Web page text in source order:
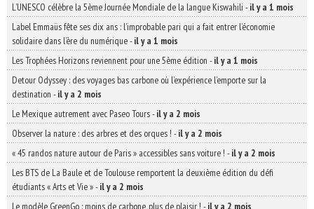
L’UNESCO célèbre la 5ème Journée Mondiale de la langue Kiswahili -il y a 1 mois
Label Emmaüs fête ses dix ans : l’improbable pari qui a fait entrer l’économie
solidaire dans l’ère du numérique-il y a 1 mois
Les Trophées Horizons reviennent pour une 5ème édition -il y a 1 mois
Detour Odyssey : des voyages bas carbone où l’expérience l’emporte sur la
destination -il y a 2 mois
Le Mexique autrement avec Paseo Tours-il y a 2 mois
Observer la nature : des arbres et des orques ! -il y a 2 mois
« 45 randos nature autour de Paris » accessibles sans voiture ! -il y a 2 mois
Les BTS de La Baule et de Toulouse remportent la deuxième édition du défi
étudiants « Arts et Vie »-il y a 2 mois
Le modèle GreenGo : moins de carbone, plus de plaisir ! -il y a 2 mois